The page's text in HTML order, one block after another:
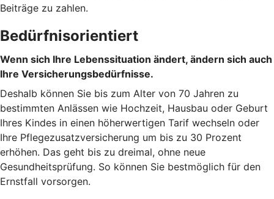
Beiträge zu zahlen.
Bedürfnisorientiert
Wenn sich Ihre Lebenssituation ändert, ändern sich auch
Ihre Versicherungsbedürfnisse.
Deshalb können Sie bis zum Alter von 70 Jahren zu
bestimmten Anlässen wie Hochzeit, Hausbau oder Geburt
Ihres Kindes in einen höherwertigen Tarif wechseln oder
Ihre Pflegezusatzversicherung um bis zu 30 Prozent
erhöhen. Das geht bis zu dreimal, ohne neue
Gesundheitsprüfung. So können Sie bestmöglich für den
Ernstfall vorsorgen.